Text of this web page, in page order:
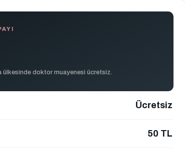
ülkesinde doktor muayenesi ücretsiz.
Ücretsiz
50 TL